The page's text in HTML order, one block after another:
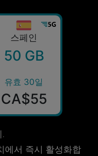
스페인
50 GB
유효 30일
CA$55
에서 즉시 활성화합